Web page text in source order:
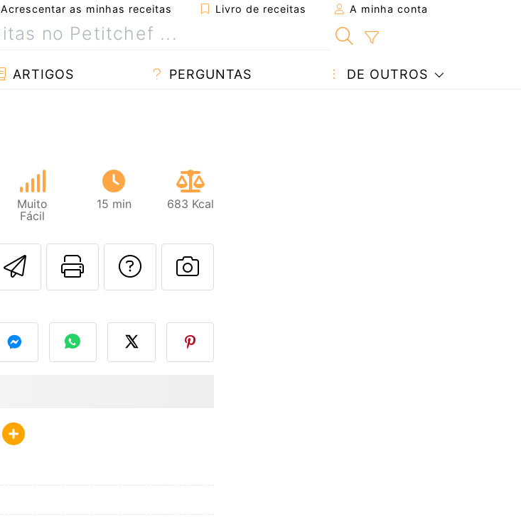
Acrescentar as minhas receitas Livro de receitas A minha conta
ARTIGOS PERGUNTAS DE OUTROS
Muito
Fácil
15 min 683 Kcal
Enviar esta receita a um amigo
Imprima esta página
Falar com o autor da receita
Fez esta receita? Compartilhe